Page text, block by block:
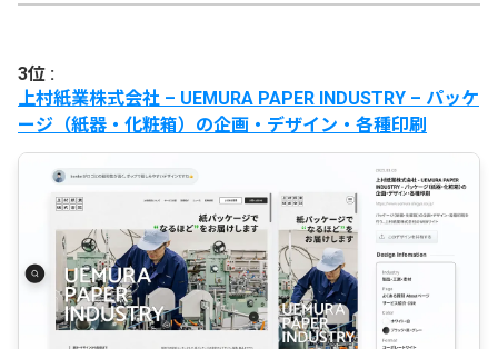
3位 :
上村紙業株式会社 – UEMURA PAPER INDUSTRY – パッケ
ージ（紙器・化粧箱）の企画・デザイン・各種印刷